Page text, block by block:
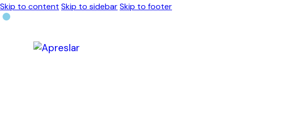
Skip to content Skip to sidebarSkip to footer